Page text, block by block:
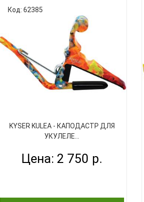
специально для укулеле, с
классичискими гавайскими
расцветками - красный гибискус,
пастельный гибискус и гавайский
лей. Эти каподастры KYSER созданы
специально для инструментов с
маленьким и плоским грифом. Сам
капо..
Код: 62385
KYSER KULEA - КАПОДАСТР ДЛЯ
УКУЛЕЛЕ...
Цена: 2 750 р.